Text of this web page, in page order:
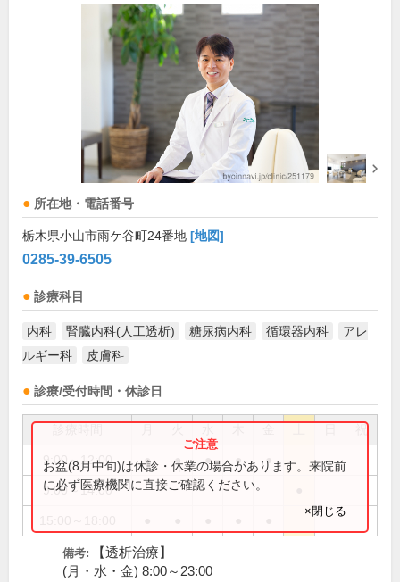
所在地・電話番号
栃木県小山市雨ケ谷町24番地 [地図]
0285-39-6505
診療科目
内科 腎臓内科(人工透析) 糖尿病内科 循環器内科
アレ
ルギー科
皮膚科
診療/受付時間・休診日
祝
9:00～12:00 ● ● ● ● ●
9:00～14:00
お盆(8月中旬)は休診・休業の場合があります。来院前
に必ず医療機関に直接ご確認ください。
×閉じる
備考:
【透析治療】
(月・水・金) 8:00～23:00